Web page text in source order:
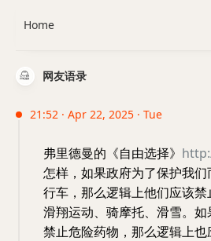
网友语录
21:52 · Apr 22, 2025 · Tue
弗里德曼的《自由选择》
怎样，如果政府为了保护我
行车，那么逻辑上他们应该
滑翔运动、骑摩托、滑雪。
禁止危险药物，那么逻辑上
Home